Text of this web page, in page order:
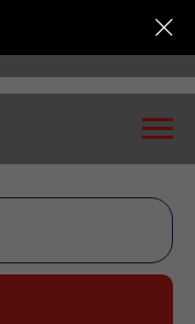
пройдет в